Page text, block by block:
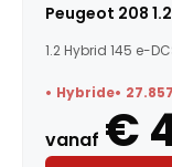
Peugeot 208
1.2 Hybrid 145 e-
Hybride
vanaf €